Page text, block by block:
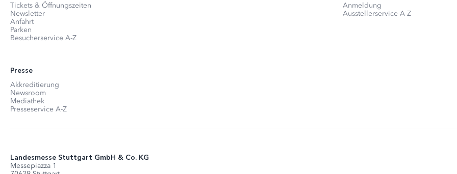
Tickets & Öffnungszeiten
Newsletter
Anfahrt
Parken
Besucherservice A-Z
Anmeldung
Ausstellerservice A-Z
Presse
Akkreditierung
Newsroom
Mediathek
Presseservice A-Z
Landesmesse Stuttgart GmbH & Co. KG
Messepiazza 1